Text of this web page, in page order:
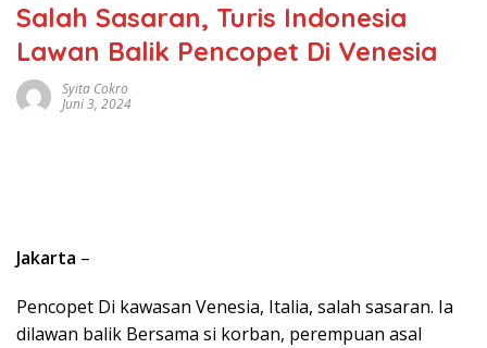
Salah Sasaran, Turis Indonesia
Lawan Balik Pencopet Di Venesia
Syita Cokro
Juni 3, 2024
Jakarta –
Pencopet Di kawasan Venesia, Italia, salah sasaran. Ia
dilawan balik Bersama si korban, perempuan asal